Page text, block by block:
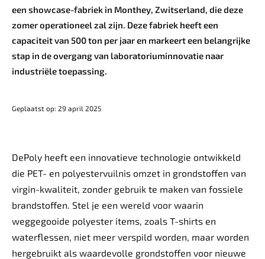
een showcase-fabriek in Monthey, Zwitserland, die deze
zomer operationeel zal zijn. Deze fabriek heeft een
capaciteit van 500 ton per jaar en markeert een belangrijke
stap in de overgang van laboratoriuminnovatie naar
industriële toepassing.
Geplaatst op: 29 april 2025
DePoly heeft een innovatieve technologie ontwikkeld
die PET- en polyestervuilnis omzet in grondstoffen van
virgin-kwaliteit, zonder gebruik te maken van fossiele
brandstoffen. Stel je een wereld voor waarin
weggegooide polyester items, zoals T-shirts en
waterflessen, niet meer verspild worden, maar worden
hergebruikt als waardevolle grondstoffen voor nieuwe